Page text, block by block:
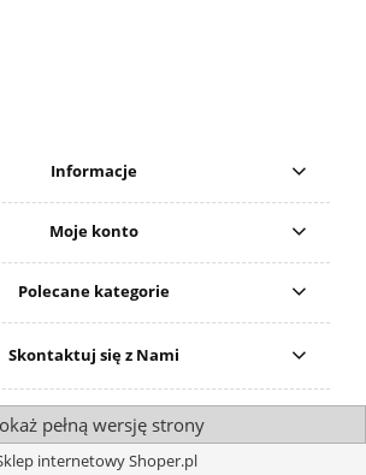
Informacje
Moje konto
Polecane kategorie
Skontaktuj się z Nami
pełną wersję strony
internetowy Shoper.pl